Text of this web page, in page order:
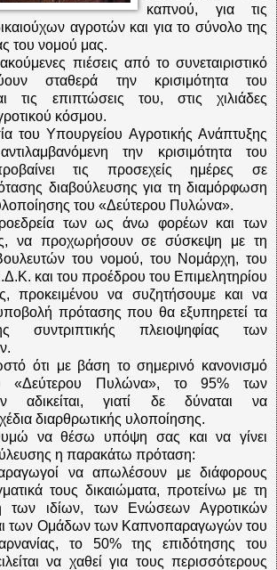
καπνού, για τις
αγροτών και για το σύνολο της
του νομού μας.
πιέσεις από το συνεταιριστικό
σταθερά την κρισιμότητα του
τις επιπτώσεις του, στις χιλιάδες
κόσμου.
του Υπουργείου Αγροτικής Ανάπτυξης
την κρισιμότητα του
τις προσεχείς ημέρες σε
διαβούλευσης για τη διαμόρφωση
του «Δεύτερου Πυλώνα».
των ως άνω φορέων και των
να προχωρήσουν σε σύσκεψη με τη
του νομού, του Νομάρχη, του
και του προέδρου του Επιμελητηρίου
προκειμένου να συζητήσουμε και να
πρότασης που θα εξυπηρετεί τα
συντριπτικής πλειοψηφίας των
ότι με βάση το σημερινό κανονισμό
«Δεύτερου Πυλώνα», το 95% των
αδικείται, γιατί δε δύναται να
διαρθρωτικής υλοποίησης.
να θέσω υπόψη σας και να γίνει
η παρακάτω πρόταση:
να απωλέσουν με διάφορους
τους δικαιώματα, προτείνω με τη
ιδίων, των Ενώσεων Αγροτικών
των Ομάδων των Καπνοπαραγωγών του
το 50% της επιδότησης του
να χαθεί για τους περισσότερους